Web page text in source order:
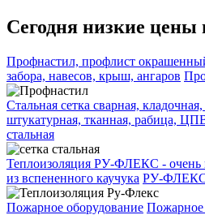
Сегодня низкие цены
Профнастил, профлист
забора, навесов, крыш, ангаров
Стальная сетка сварная,
штукатурная, тканная, рабица,
стальная
Теплоизоляция РУ-ФЛЕКС - очень
из вспененного каучука РУ-ФЛЕКС
Пожарное оборудование Пожарное